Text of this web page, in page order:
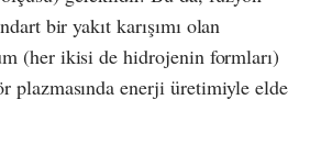
bir yakıt karışımı olan
(her ikisi de hidrojenin formları)
plazmasında enerji üretimiyle elde